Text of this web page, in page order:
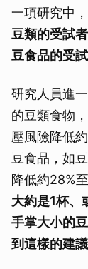
一項研究中
豆類的受試
豆食品的受
研究人員進
的豆類食物
壓風險降低
豆食品，如
降低約28%
大約是1杯、
手掌大小的
到這樣的建議